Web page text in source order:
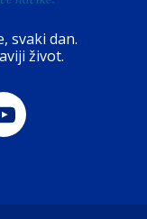
svaki dan.
život.